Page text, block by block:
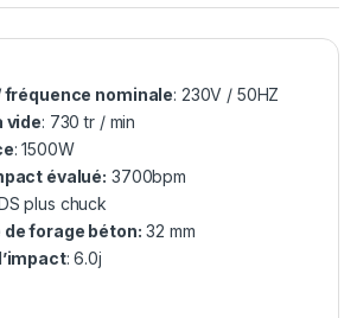
fréquence nominale: 230V / 50HZ
vide: 730 tr / min
: 1500W
évalué: 3700bpm
plus chuck
forage béton: 32 mm
: 6.0j